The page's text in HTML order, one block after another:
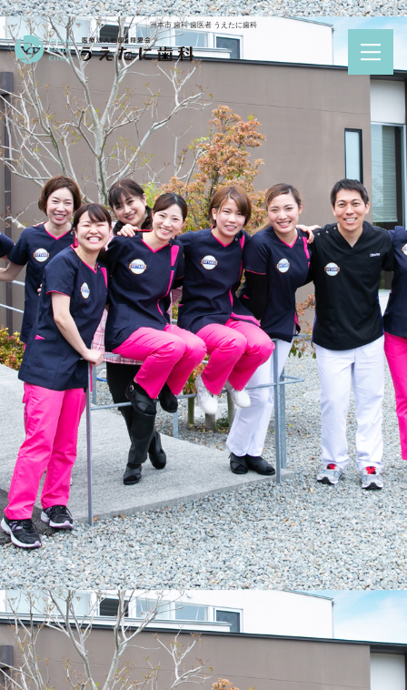
洲本市 歯科 歯医者 うえたに歯科